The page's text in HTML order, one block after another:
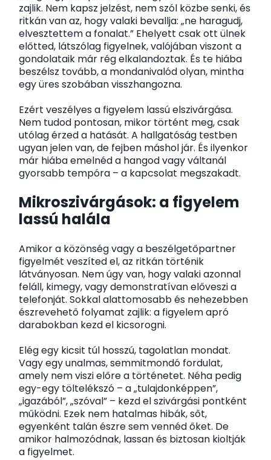
zajlik. Nem kapsz jelzést, nem szól közbe senki, és
ritkán van az, hogy valaki bevallja: „ne haragudj,
elvesztettem a fonalat.” Ehelyett csak ott ülnek
előtted, látszólag figyelnek, valójában viszont a
gondolataik már rég elkalandoztak. És te hiába
beszélsz tovább, a mondanivalód olyan, mintha
egy üres szobában visszhangozna.
Ezért veszélyes a figyelem lassú elszivárgása.
Nem tudod pontosan, mikor történt meg, csak
utólag érzed a hatását. A hallgatóság testben
ugyan jelen van, de fejben máshol jár. És ilyenkor
már hiába emelnéd a hangod vagy váltanál
gyorsabb tempóra – a kapcsolat megszakadt.
Mikroszivárgások: a figyelem
lassú halála
Amikor a közönség vagy a beszélgetőpartner
figyelmét veszíted el, az ritkán történik
látványosan. Nem úgy van, hogy valaki azonnal
feláll, kimegy, vagy demonstratívan előveszi a
telefonját. Sokkal alattomosabb és nehezebben
észrevehető folyamat zajlik: a figyelem apró
darabokban kezd el kicsorogni.
Elég egy kicsit túl hosszú, tagolatlan mondat.
Vagy egy unalmas, semmitmondó fordulat,
amely nem viszi előre a történetet. Néha pedig
egy-egy töltelékszó – a „tulajdonképpen”,
„igazából”, „szóval” – kezd el szivárgási pontként
működni. Ezek nem hatalmas hibák, sőt,
egyenként talán észre sem vennéd őket. De
amikor halmozódnak, lassan és biztosan kioltják
a figyelmet.